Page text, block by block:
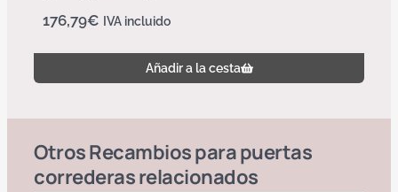
176,79€ IVA incluido
Añadir a la cesta
OtrosRecambios para puertas
correderasrelacionados